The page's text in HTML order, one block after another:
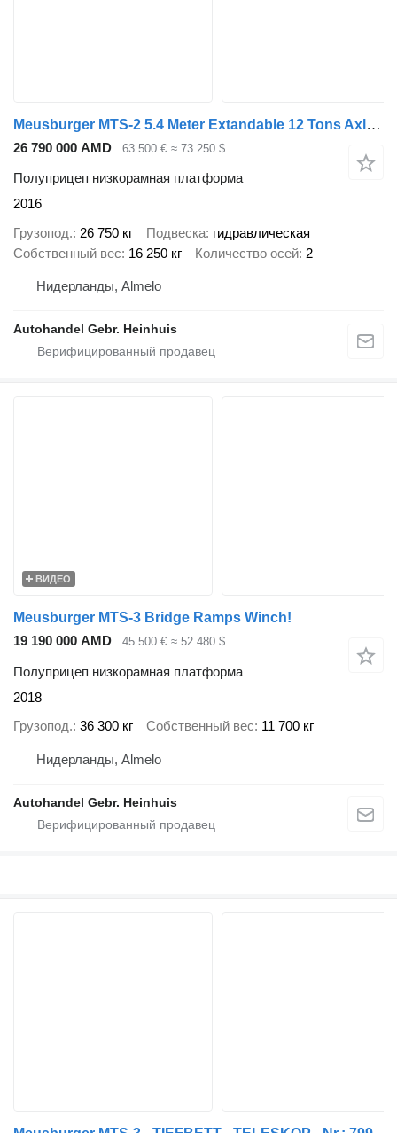
Meusburger MTS-2 5.4 Meter Extandable 12 Tons Axles!
26 790 000 AMD 63 500 € ≈ 73 250 $
Полуприцеп низкорамная платформа
2016
Грузопод. 26 750 кг Подвеска гидравлическая
Собственный вес 16 250 кг Количество осей 2
Нидерланды, Almelo
Autohandel Gebr. Heinhuis
ВИДЕО
Meusburger MTS-3 Bridge Ramps Winch!
19 190 000 AMD
45 500 € ≈ 52 480 $
Полуприцеп низкорамная платформа
2018
Грузопод. 36 300 кг Собственный вес 11 700 кг
Нидерланды, Almelo
Autohandel Gebr. Heinhuis